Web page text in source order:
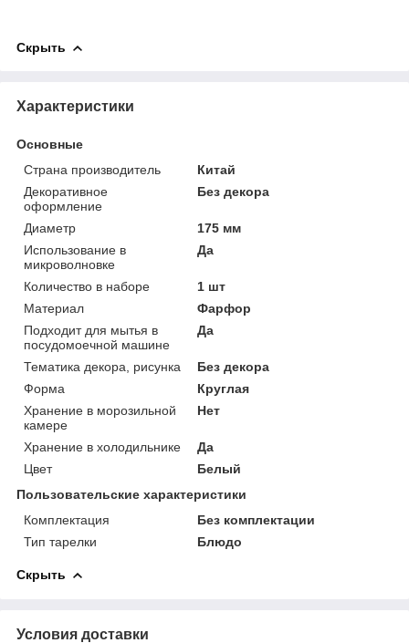
Скрыть
Характеристики
Основные
Страна производитель
Китай
Декоративное
оформление
Без декора
Диаметр
175 мм
Использование в
микроволновке
Да
Количество в наборе
1 шт
Материал
Фарфор
Подходит для мытья в
посудомоечной машине
Да
Тематика декора, рисунка
Без декора
Форма
Круглая
Хранение в морозильной
камере
Нет
Хранение в холодильнике
Да
Цвет
Белый
Пользовательские характеристики
Комплектация
Без комплектации
Тип тарелки
Блюдо
Скрыть
Условия доставки